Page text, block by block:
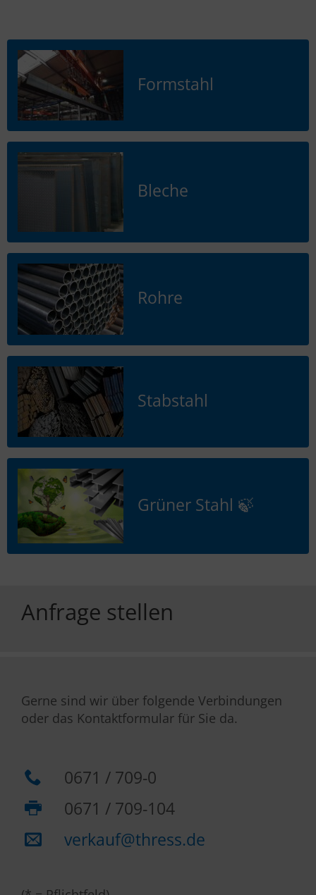
Formstahl
Bleche
Rohre
Stabstahl
Grüner Stahl 🍃
Anfrage stellen
Gerne sind wir über folgende Verbindungen
oder das Kontaktformular für Sie da.
0671 / 709-0
0671 / 709-104
verkauf@thress.de